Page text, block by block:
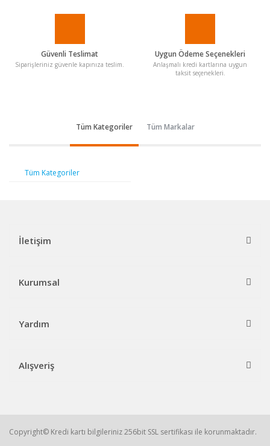
Güvenli Teslimat
Siparişleriniz güvenle kapınıza teslim.
Uygun Ödeme Seçenekleri
Anlaşmalı kredi kartlarına uygun
taksit seçenekleri.
Tüm Kategoriler Tüm Markalar
Tüm Kategoriler
İletişim
Kurumsal
Yardım
Alışveriş
Copyright© Kredi kartı bilgileriniz 256bit SSL sertifikası ile korunmaktadır.